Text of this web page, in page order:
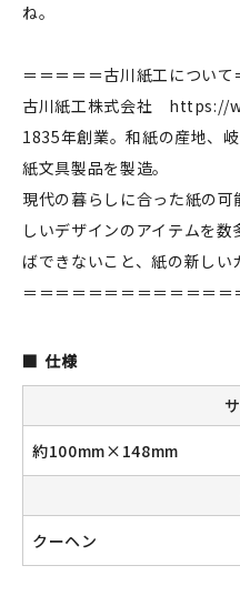
ログイン
マイアカウント
カートを見る
お買い物ガイド
よくある質問
お問い合わせ
ね。
＝＝＝＝＝古川紙工について
古川紙工株式会社 https://
1835年創業。和紙の産地、
紙文具製品を製造。
現代の暮らしに合った紙の
しいデザインのアイテムを
ばできないこと、紙の新しい
＝＝＝＝＝＝＝＝＝＝＝＝＝
仕様
約100mm×148mm
クーヘン